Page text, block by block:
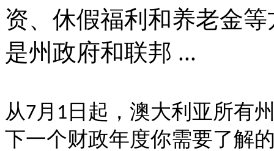
资、休假福利和养老金
是州政府和联邦 ...
从7月 1 日起，澳大利亚所有
下一个财政年度你需要了解